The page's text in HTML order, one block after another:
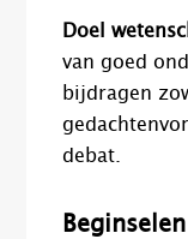
Doel
van goed
bijdragen
debat.
Beginselen